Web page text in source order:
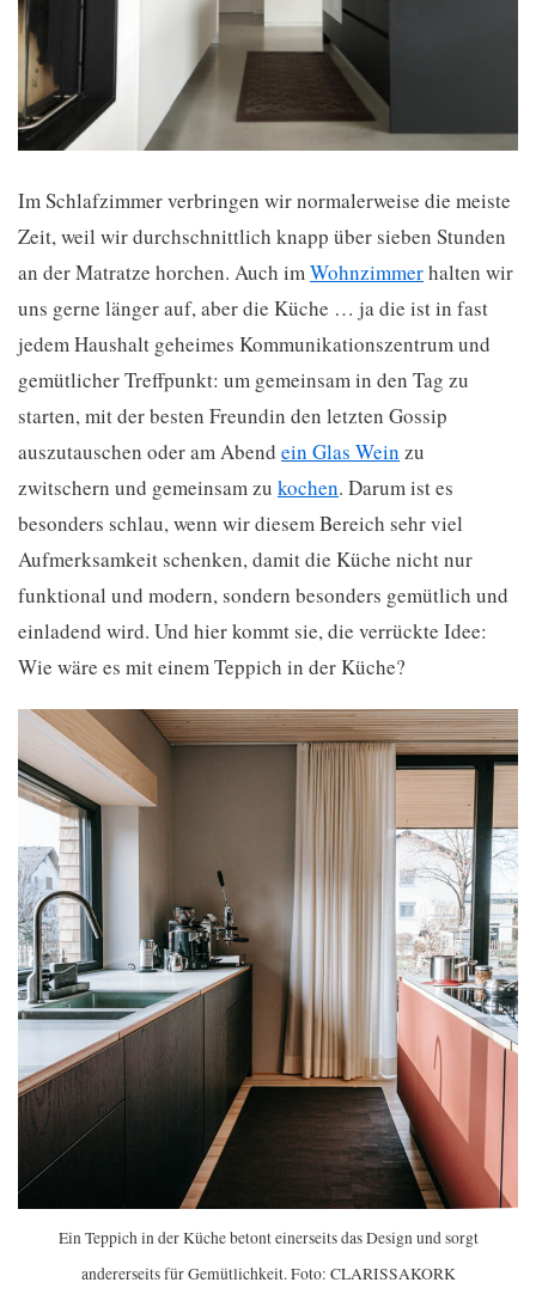
Im Schlafzimmer verbringen wir normalerweise die meiste
Zeit, weil wir durchschnittlich knapp über sieben Stunden
an der Matratze horchen. Auch imWohnzimmerhalten wir
uns gerne länger auf, aber die Küche … ja die ist in fast
jedem Haushalt geheimes Kommunikationszentrum und
gemütlicher Treffpunkt: um gemeinsam in den Tag zu
starten, mit der besten Freundin den letzten Gossip
auszutauschen oder am Abend ein Glas Wein zu
zwitschern und gemeinsam zu kochen. Darum ist es
besonders schlau, wenn wir diesem Bereich sehr viel
Aufmerksamkeit schenken, damit die Küche nicht nur
funktional und modern, sondern besonders gemütlich und
einladend wird. Und hier kommt sie, die verrückte Idee:
Wie wäre es mit einem Teppich in der Küche?
Ein Teppich in der Küche betont einerseits das Design und sorgt
andererseits für Gemütlichkeit. Foto: CLARISSAKORK